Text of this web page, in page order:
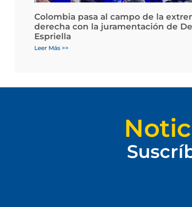
Colombia pasa al campo de la
derecha con la juramentación de
Espriella
Leer Más >>